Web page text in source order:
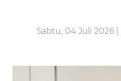
Sabtu, 04 Juli 2026 |